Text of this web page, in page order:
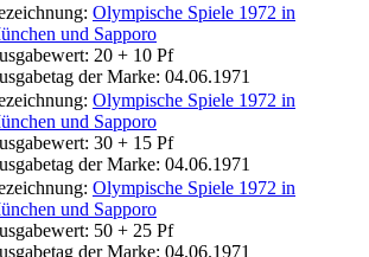
Olympische Spiele 1972 in
und Sapporo
20 + 10 Pf
der Marke: 04.06.1971
Olympische Spiele 1972 in
und Sapporo
30 + 15 Pf
der Marke: 04.06.1971
Olympische Spiele 1972 in
und Sapporo
50 + 25 Pf
der Marke: 04.06.1971